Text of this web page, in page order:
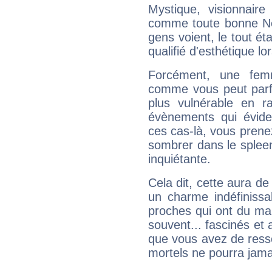
Mystique,
comme toute bonne
gens voient, le tout
qualifié d'esthétique
Forcément, une
comme vous peut
plus vulnérable en
évènements qui
ces cas-là, vous
sombrer dans le
inquiétante.
Cela dit, cette aura
un charme
proches qui ont du
souvent... fascinés et
que vous avez de
mortels ne pourra